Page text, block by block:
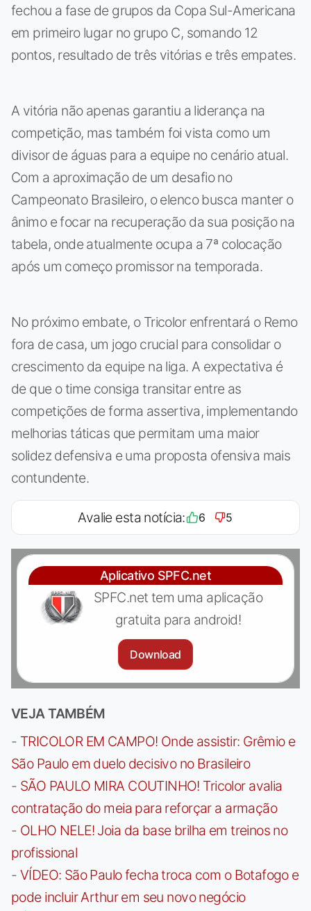
fechou a fase de grupos da Copa Sul-Americana
em primeiro lugar no grupo C, somando 12
pontos, resultado de três vitórias e três empates.
A vitória não apenas garantiu a liderança na
competição, mas também foi vista como um
divisor de águas para a equipe no cenário atual.
Com a aproximação de um desafio no
Campeonato Brasileiro, o elenco busca manter o
ânimo e focar na recuperação da sua posição na
tabela, onde atualmente ocupa a 7ª colocação
após um começo promissor na temporada.
No próximo embate, o Tricolor enfrentará o Remo
fora de casa, um jogo crucial para consolidar o
crescimento da equipe na liga. A expectativa é
de que o time consiga transitar entre as
competições de forma assertiva, implementando
melhorias táticas que permitam uma maior
solidez defensiva e uma proposta ofensiva mais
contundente.
Avalie esta notícia: 6 5
Aplicativo SPFC.net
SPFC.net tem uma aplicação
gratuita para android!
Download
VEJA TAMBÉM
- TRICOLOR EM CAMPO! Onde assistir: Grêmio e
São Paulo em duelo decisivo no Brasileiro
- SÃO PAULO MIRA COUTINHO! Tricolor avalia
contratação do meia para reforçar a armação
- OLHO NELE! Joia da base brilha em treinos no
profissional
- VÍDEO: São Paulo fecha troca com o Botafogo e
pode incluir Arthur em seu novo negócio